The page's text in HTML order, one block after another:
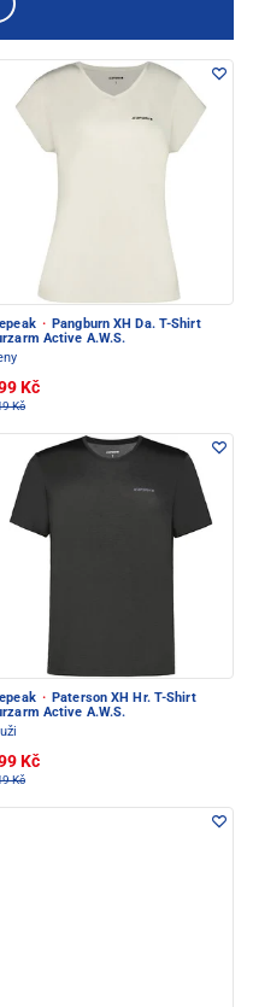
· Pangburn XH Da. T-Shirt
Active A.W.S.
Kč
Kč
· Paterson XH Hr. T-Shirt
Active A.W.S.
Kč
Kč